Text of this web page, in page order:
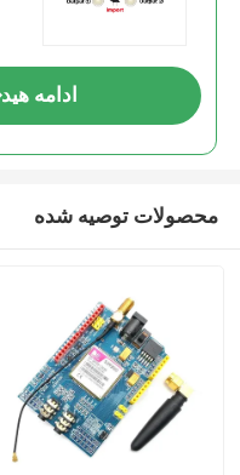
ادامه هید
محصولات توصیه شده